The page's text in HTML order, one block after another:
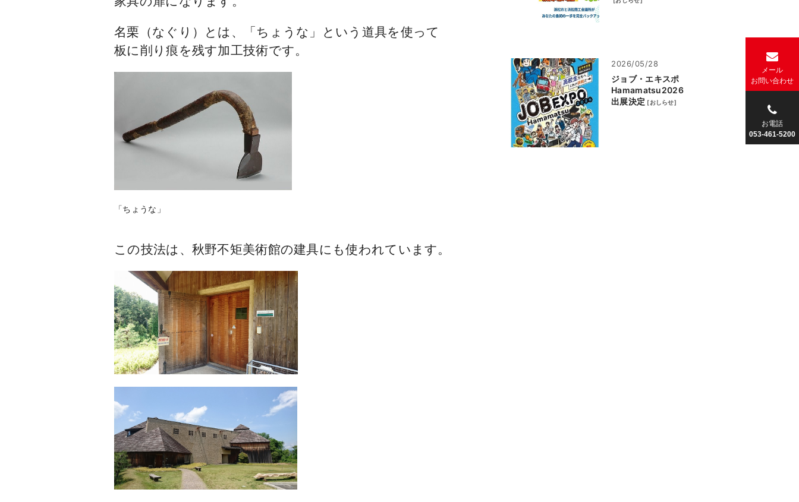
メール
お問い合わせ
お電話
053-461-5200
名栗（なぐり）とは、「ちょうな」という道具を使って
板に削り痕を残す加工技術です。
「ちょうな」
この技法は、秋野不矩美術館の建具にも使われています。
2026/05/28
ジョブ・エキスポ
Hamamatsu2026
出展決定 [おしらせ]